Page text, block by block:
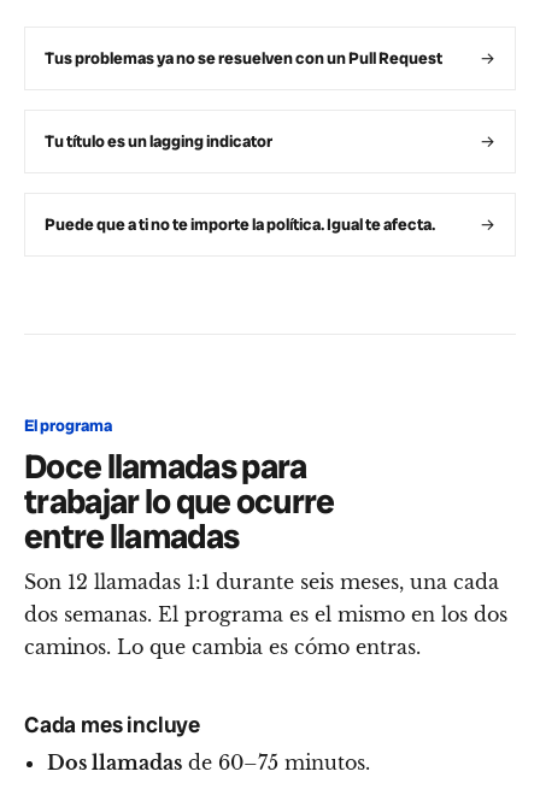
Tus problemas ya no se resuelven con un Pull Request →
Tu título es un lagging indicator →
Puede que a ti no te importe la política. Igual te afecta. →
El programa
Doce llamadas para
trabajar lo que ocurre
entre llamadas
Son 12 llamadas 1:1 durante seis meses, una cada
dos semanas. El programa es el mismo en los dos
caminos. Lo que cambia es cómo entras.
Cada mes incluye
Dos llamadas de 60–75 minutos.